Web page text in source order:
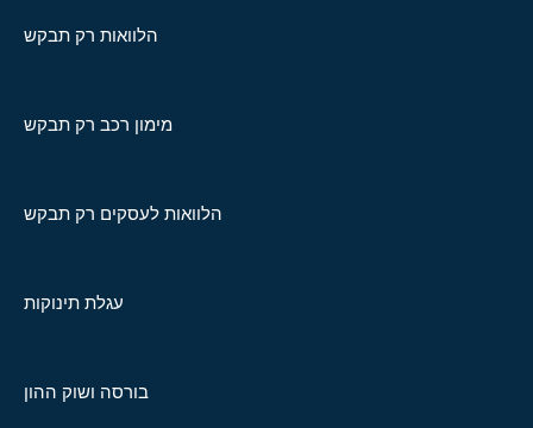
הלוואות רק תבקש
מימון רכב רק תבקש
הלוואות לעסקים רק תבקש
עגלת תינוקות
בורסה ושוק ההון